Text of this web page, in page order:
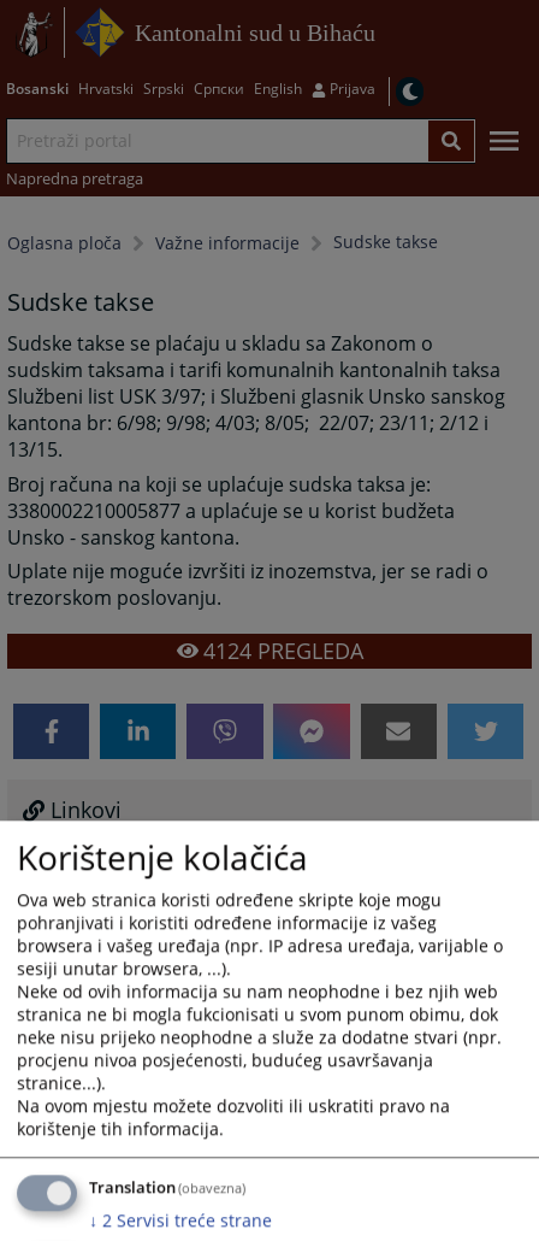
Kantonalni sud u Bihaću
Bosanski Hrvatski Srpski Српски English Prijava
Napredna pretraga
Oglasna ploča Važne informacije Sudske takse
Sudske takse
Sudske takse se plaćaju u skladu sa Zakonom o
sudskim taksama i tarifi komunalnih kantonalnih taksa
Službeni list USK 3/97; i Službeni glasnik Unsko sanskog
kantona br: 6/98; 9/98; 4/03; 8/05; 22/07; 23/11; 2/12 i
13/15.
Broj računa na koji se uplaćuje sudska taksa je:
3380002210005877 a uplaćuje se u korist budžeta
Unsko - sanskog kantona.
Uplate nije moguće izvršiti iz inozemstva, jer se radi o
trezorskom poslovanju.
4124PREGLEDA
Linkovi
Izračunajte vrijednost sudske takse za vaš predmet
Prateći dokumenti
Službeni list USK 3/97
Službeni glasnik USK 6/98
Službeni glasnik USK 4/03
Službeni glasnik USK 8/05
Službeni glasnik USK 22/07
Službeni glasnik USK 2/12
Službeni glasnik USK 13/15
Službeni glasnik USK 23/11
Korištenje kolačića
Ova web stranica koristi određene skripte koje mogu
pohranjivati i koristiti određene informacije iz vašeg
browsera i vašeg uređaja (npr. IP adresa uređaja, varijable o
sesiji unutar browsera, ...).
Neke od ovih informacija su nam neophodne i bez njih web
stranica ne bi mogla fukcionisati u svom punom obimu, dok
neke nisu prijeko neophodne a služe za dodatne stvari (npr.
procjenu nivoa posjećenosti, budućeg usavršavanja
stranice...).
Na ovom mjestu možete dozvoliti ili uskratiti pravo na
korištenje tih informacija.
Translation(obavezna)
↓ 2 Servisi treće strane